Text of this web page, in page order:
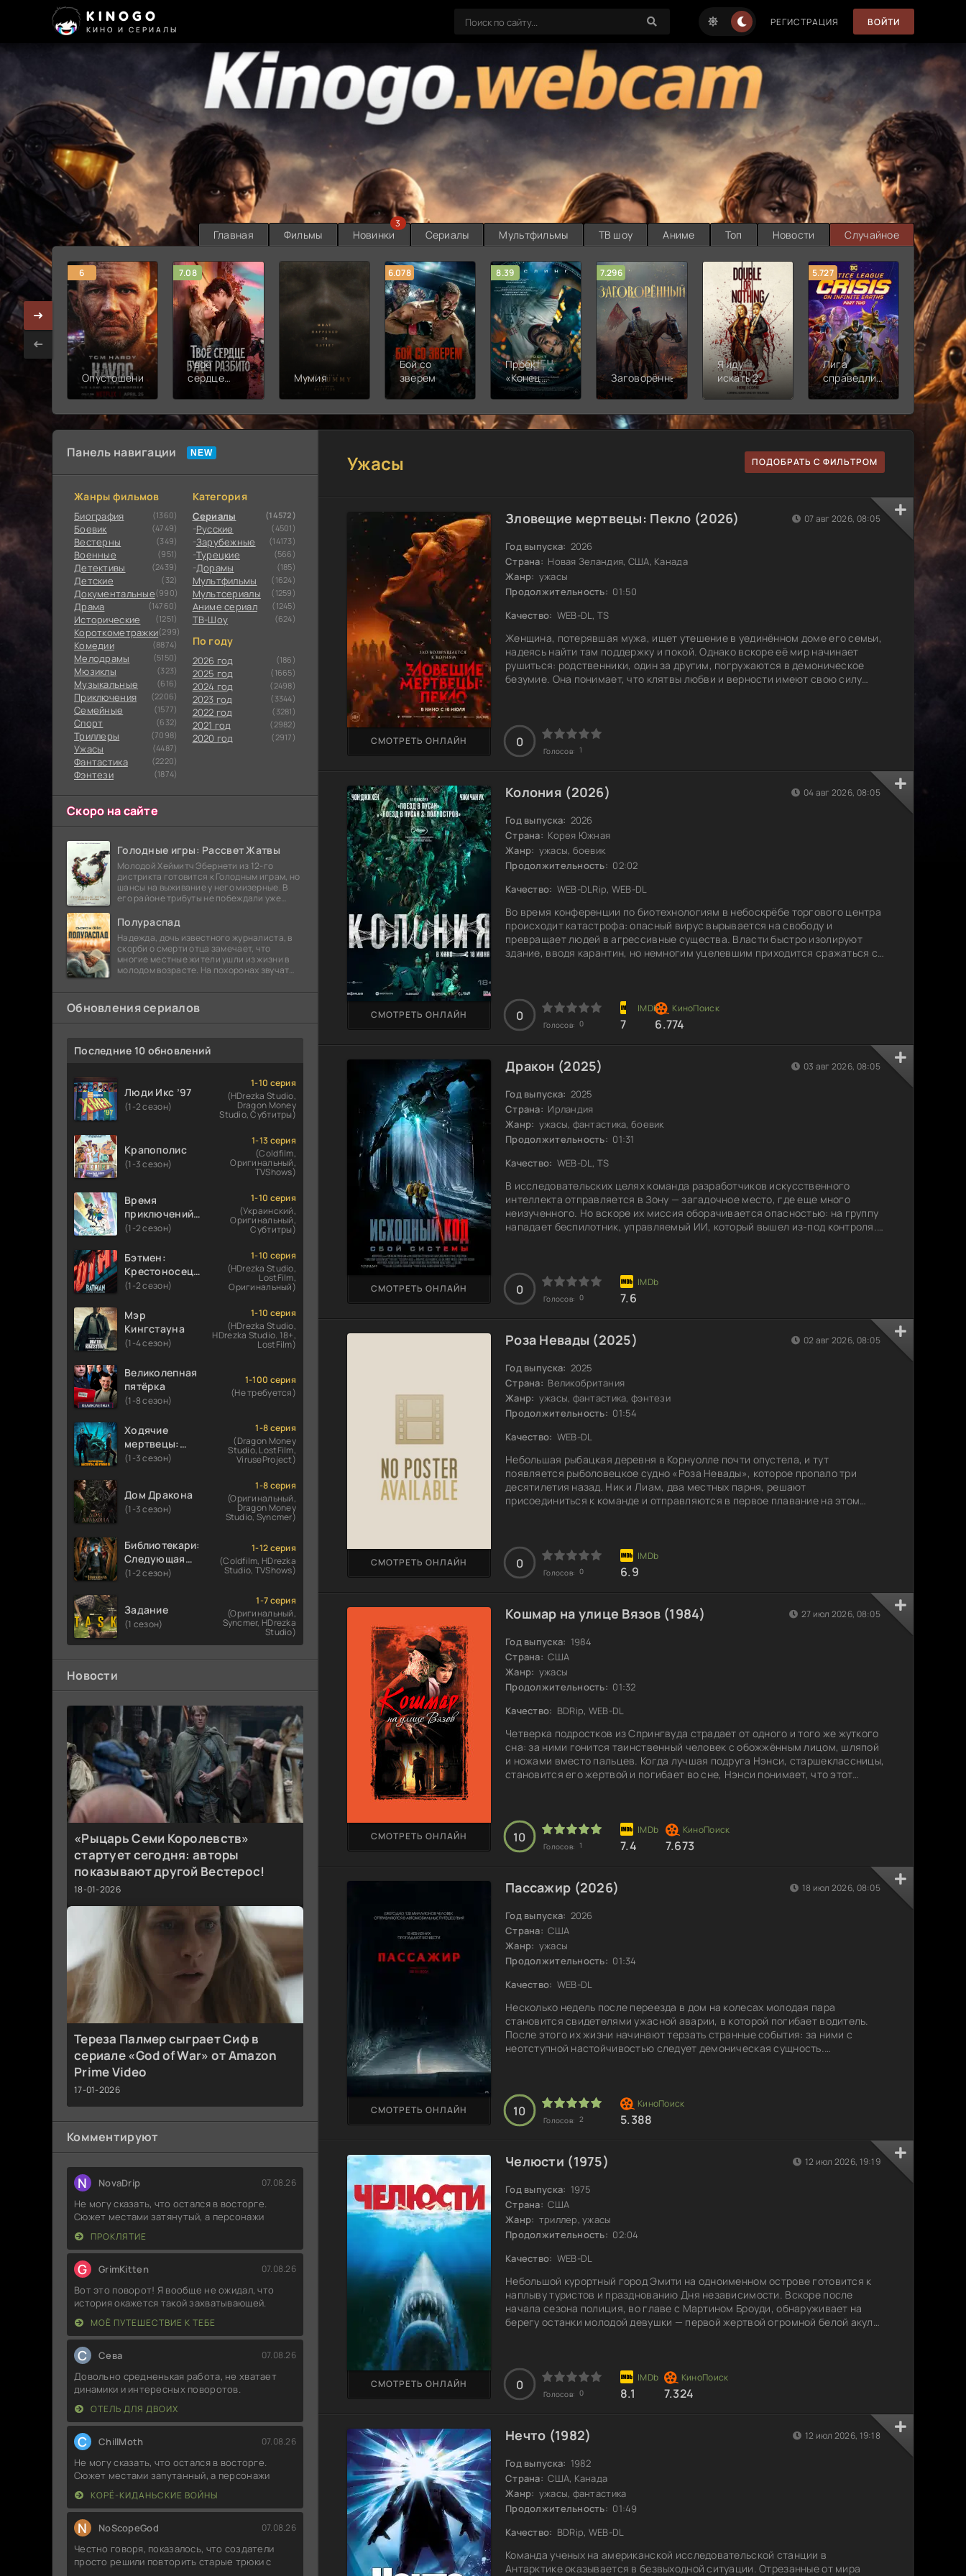
KINOGO
КИНО И СЕРИАЛЫ
РЕГИСТРАЦИЯ ВОЙТИ
Главная Фильмы Новинки
3
Сериалы Мультфильмы ТВ шоу Аниме Топ Новости Случайное
6
Опустошение
7.08
Твоё
сердце
Мумия
6.078
Бой со
зверем
8.39
Проект
«Конец
света»
7.296
Заговорённый
Я иду
искать 2:
Вот и я
5.727
Лига
справедливости:
Кризис на
землях.
Часть 2
8.889
Новая
смена
Панель навигации
Жанры фильмов
Биография (1360)
Боевик (4749)
Вестерны (349)
Военные (951)
Детективы (2439)
Детские (32)
Документальные(990)
Драма (14760)
Исторические (1251)
Короткометражки(299)
Комедии (8874)
Мелодрамы (5150)
Мюзиклы (323)
Музыкальные (616)
Приключения (2206)
Семейные (1577)
Cпорт (632)
Триллеры (7098)
Ужасы (4487)
Фантастика (2220)
Фэнтези (1874)
Категория
Сериалы (14572)
Русские (4501)
Зарубежные (14173)
Турецкие (566)
Дорамы (185)
Мультфильмы (1624)
Мультсериалы (1259)
Аниме сериал (1245)
ТВ-Шоу (624)
По году
2026 год (186)
2025 год (1665)
2024 год (2498)
2023 год (3344)
2022 год (3281)
2021 год (2982)
2020 год (2917)
Скоро на сайте
Голодные игры: Рассвет Жатвы
Молодой Хеймитч Эбернети из 12-го
дистрикта готовится к Голодным играм, но
шансы на выживание у него мизерные. В
его районе трибуты не побеждали уже
безнадежности.
Полураспад
Надежда, дочь известного журналиста, в
скорби о смерти отца замечает, что
многие местные жители ушли из жизни в
молодом возрасте. На похоронах звучат
Обновления сериалов
Последние 10 обновлений
Люди Икс ’97
(1-2 сезон)
1-10 серия
(HDrezka Studio,
Dragon Money
Studio, Субтитры)
Крапополис
(1-3 сезон)
1-13 серия
(Coldfilm,
Оригинальный,
TVShows)
Время
приключений:
Фионна и Кейк
(1-2 сезон)
1-10 серия
(Украинский,
Оригинальный,
Субтитры)
Бэтмен:
Крестоносец в
плаще
(1-2 сезон)
1-10 серия
(HDrezka Studio,
LostFilm,
Оригинальный)
Мэр
Кингстауна
(1-4 сезон)
1-10 серия
(HDrezka Studio,
HDrezka Studio. 18+,
LostFilm)
Великолепная
пятёрка
(1-8 сезон)
1-100 серия
(Не требуется)
Ходячие
мертвецы:
Мертвый
(1-3 сезон)
1-8 серия
(Dragon Money
Studio, LostFilm,
ViruseProject)
Дом Дракона
(1-3 сезон)
1-8 серия
(Оригинальный,
Dragon Money
Studio, Syncmer)
Библиотекари:
Следующая
глава
(1-2 сезон)
1-12 серия
(Coldfilm, HDrezka
Studio, TVShows)
Задание
(1 сезон)
1-7 серия
(Оригинальный,
Syncmer, HDrezka
Studio)
Новости
«Рыцарь Семи Королевств»
стартует сегодня: авторы
показывают другой Вестерос!
18-01-2026
Тереза Палмер сыграет Сиф в
сериале «God of War» от Amazon
Prime Video
17-01-2026
Комментируют
N NovaDrip 07.08.26
Не могу сказать, что остался в восторге.
Сюжет местами затянутый, а персонажи
ПРОКЛЯТИЕ
G GrimKitten 07.08.26
Вот это поворот! Я вообще не ожидал, что
история окажется такой захватывающей.
МОЁ ПУТЕШЕСТВИЕ К ТЕБЕ
С Севa 07.08.26
Довольно средненькая работа, не хватает
динамики и интересных поворотов.
ОТЕЛЬ ДЛЯ ДВОИХ
C ChillMoth 07.08.26
Не могу сказать, что остался в восторге.
Сюжет местами запутанный, а персонажи
КОРЁ-КИДАНЬСКИЕ ВОЙНЫ
N NoScopeGod 07.08.26
Честно говоря, показалось, что создатели
просто решили повторить старые трюки с
Ужасы ПОДОБРАТЬ С ФИЛЬТРОМ
Зловещие мертвецы: Пекло (2026)
Год выпуска: 2026
Страна: Новая Зеландия, США, Канада
Жанр: ужасы
Продолжительность: 01:50
Качество: WEB-DL, TS
Женщина, потерявшая мужа, ищет утешение в уединённом доме его семьи,
надеясь найти там поддержку и покой. Однако вскоре её мир начинает
рушиться: родственники, один за другим, погружаются в демоническое
безумие. Она понимает, что клятвы любви и верности имеют свою силу
СМОТРЕТЬ ОНЛАЙН 0
Голосов: 1
07 авг 2026, 08:05
Колония (2026)
Год выпуска: 2026
Страна: Корея Южная
Жанр: ужасы, боевик
Продолжительность: 02:02
Качество: WEB-DLRip, WEB-DL
Во время конференции по биотехнологиям в небоскрёбе торгового центра
происходит катастрофа: опасный вирус вырывается на свободу и
превращает людей в агрессивные существа. Власти быстро изолируют
здание, вводя карантин, но немногим уцелевшим приходится сражаться с
враг становится всё сильнее и
СМОТРЕТЬ ОНЛАЙН 0
Голосов: 0 7 6.774
04 авг 2026, 08:05
Дракон (2025)
Год выпуска: 2025
Страна: Ирландия
Жанр: ужасы, фантастика, боевик
Продолжительность: 01:31
Качество: WEB-DL, TS
В исследовательских целях команда разработчиков искусственного
интеллекта отправляется в Зону — загадочное место, где еще много
неизученного. Но вскоре их миссия оборачивается опасностью: на группу
нападает беспилотник, управляемый ИИ, который вышел из-под контроля.
скрывает Зона?
СМОТРЕТЬ ОНЛАЙН 0
Голосов: 0 7.6
03 авг 2026, 08:05
Роза Невады (2025)
Год выпуска: 2025
Страна: Великобритания
Жанр: ужасы, фантастика, фэнтези
Продолжительность: 01:54
Качество: WEB-DL
Небольшая рыбацкая деревня в Корнуолле почти опустела, и тут
появляется рыболовецкое судно «Роза Невады», которое пропало три
десятилетия назад. Ник и Лиам, два местных парня, решают
присоединиться к команде и отправляются в первое плавание на этом
свое время и что делать с рвущимися к
СМОТРЕТЬ ОНЛАЙН 0
Голосов: 0 6.9
02 авг 2026, 08:05
Кошмар на улице Вязов (1984)
Год выпуска: 1984
Страна: США
Жанр: ужасы
Продолжительность: 01:32
Качество: BDRip, WEB-DL
Четверка подростков из Спрингвуда страдает от одного и того же жуткого
сна: за ними гонится таинственный человек с обожжённым лицом, шляпой
и ножами вместо пальцев. Когда лучшая подруга Нэнси, старшеклассницы,
становится его жертвой и погибает во сне, Нэнси понимает, что этот
отчаянии она
СМОТРЕТЬ ОНЛАЙН 10
Голосов: 1 7.4 7.673
27 июл 2026, 08:05
Пассажир (2026)
Год выпуска: 2026
Страна: США
Жанр: ужасы
Продолжительность: 01:34
Качество: WEB-DL
Несколько недель после переезда в дом на колесах молодая пара
становится свидетелями ужасной аварии, в которой погибает водитель.
После этого их жизни начинают терзать странные события: за ними с
неотступной настойчивостью следует демоническая сущность.
ни одно место не может стать для них
СМОТРЕТЬ ОНЛАЙН 10
Голосов: 2 5.388
18 июл 2026, 08:05
Челюсти (1975)
Год выпуска: 1975
Страна: США
Жанр: триллер, ужасы
Продолжительность: 02:04
Качество: WEB-DL
Небольшой курортный город Эмити на одноименном острове готовится к
наплыву туристов и празднованию Дня независимости. Вскоре после
начала сезона полиция, во главе с Мартином Броуди, обнаруживает на
берегу останки молодой девушки — первой жертвой огромной белой акулы,
морское путешествие по поимке
СМОТРЕТЬ ОНЛАЙН 0
Голосов: 0 8.1 7.324
12 июл 2026, 19:19
Нечто (1982)
Год выпуска: 1982
Страна: США, Канада
Жанр: ужасы, фантастика
Продолжительность: 01:49
Качество: BDRip, WEB-DL
Команда ученых на американской исследовательской станции в
Антарктике оказывается в безвыходной ситуации. Отрезанные от мира
12 июл 2026, 19:18